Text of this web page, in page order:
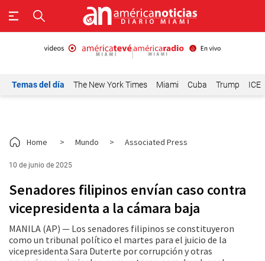
Temas del día The New York Times Miami Cuba Trump ICE
Home > Mundo > Associated Press
10 de junio de 2025
Senadores filipinos envían caso contra
vicepresidenta a la cámara baja
MANILA (AP) — Los senadores filipinos se constituyeron
como un tribunal político el martes para el juicio de la
vicepresidenta Sara Duterte por corrupción y otras